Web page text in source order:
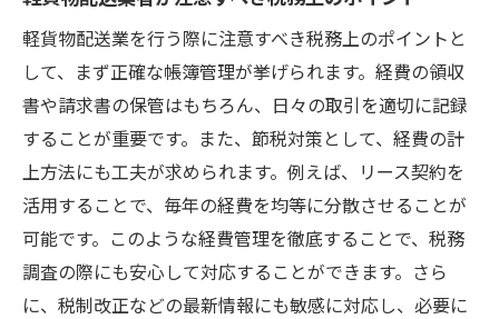
軽貨物配送業を行う際に注意すべき税務上のポイントと
して、まず正確な帳簿管理が挙げられます。経費の領収
書や請求書の保管はもちろん、日々の取引を適切に記録
することが重要です。また、節税対策として、経費の計
上方法にも工夫が求められます。例えば、リース契約を
活用することで、毎年の経費を均等に分散させることが
可能です。このような経費管理を徹底することで、税務
調査の際にも安心して対応することができます。さら
に、税制改正などの最新情報にも敏感に対応し、必要に